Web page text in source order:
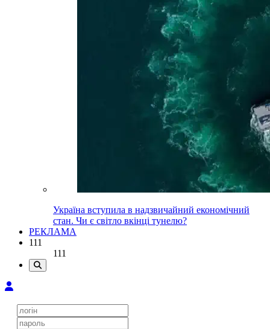
Україна вступила в надзвичайний економічний
стан. Чи є світло вкінці тунелю?
РЕКЛАМА
111
111